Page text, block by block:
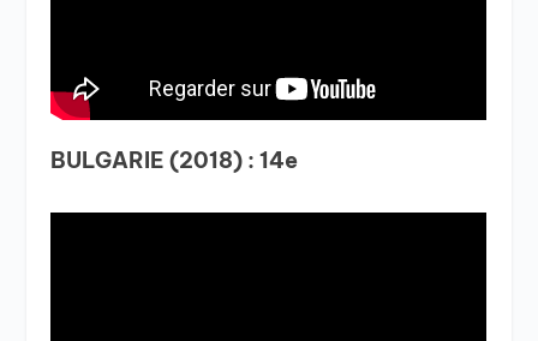
BULGARIE (2018) : 14e